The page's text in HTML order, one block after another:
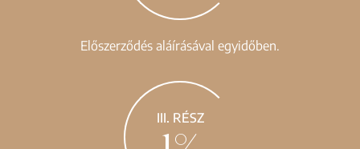
Előszerződés aláírásával egyidőben.
III. RÉSZ